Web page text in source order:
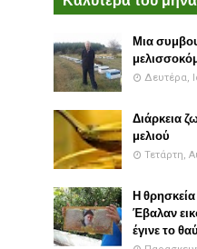
Μια
Δευτέρα,
Διάρκεια
μελιού
Τετάρτη,
Η
Έβαλαν
έγινε το